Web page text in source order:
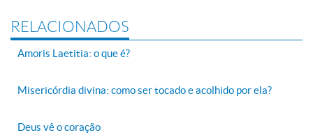
RELACIONADOS
Amoris Laetitia: o que é?
Misericórdia divina: como ser tocado e acolhido por ela?
Deus vê o coração